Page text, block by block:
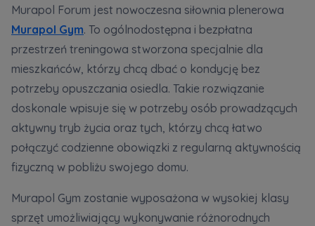
wyjaśnienia okoliczności niedozwolonego
korzystania z Serwisu, a także w celach
marketingowych, które wynikają z prawnie
uzasadnionych interesów realizowanych przez
Administratora.
także udostępnianezaufanym partnerom.
Twoje dane są współadministrowane przez
spółki z Grupy Kapitałowej Murapol
tym jak przetwarzamy dane, wykorzystujemy
cookies i jakie przysługują Ci prawa znajdziesz
wPolityce prywatności
Murapol Forum jest nowoczesna siłownia plenerowa
Murapol Gym. To ogólnodostępna i bezpłatna
przestrzeń treningowa stworzona specjalnie dla
mieszkańców, którzy chcą dbać o kondycję bez
potrzeby opuszczania osiedla. Takie rozwiązanie
doskonale wpisuje się w potrzeby osób prowadzących
aktywny tryb życia oraz tych, którzy chcą łatwo
połączyć codzienne obowiązki z regularną aktywnością
fizyczną w pobliżu swojego domu.
Murapol Gym zostanie wyposażona w wysokiej klasy
sprzęt umożliwiający wykonywanie różnorodnych